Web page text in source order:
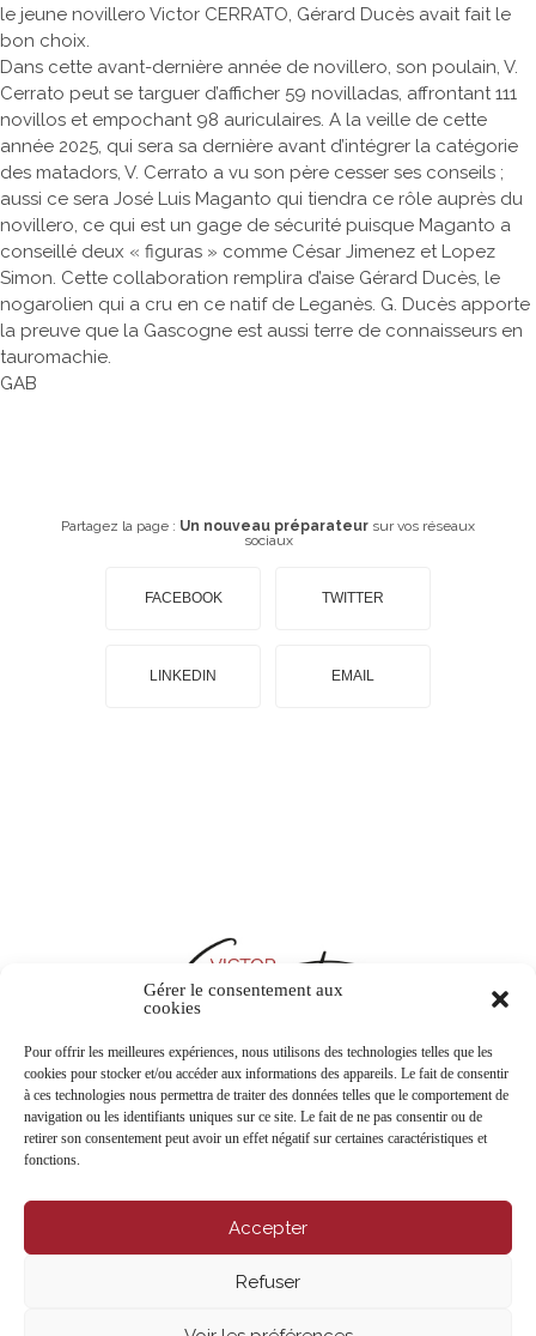
Gérer le consentement aux
cookies
Pour offrir les meilleures expériences, nous utilisons des technologies telles que les
cookies pour stocker et/ou accéder aux informations des appareils. Le fait de consentir
à ces technologies nous permettra de traiter des données telles que le comportement de
navigation ou les identifiants uniques sur ce site. Le fait de ne pas consentir ou de
retirer son consentement peut avoir un effet négatif sur certaines caractéristiques et
fonctions.
Accepter
Refuser
le jeune novillero Victor CERRATO, Gérard Ducès avait fait le
bon choix.
Dans cette avant-dernière année de novillero, son poulain, V.
Cerrato peut se targuer d’afficher 59 novilladas, affrontant 111
novillos et empochant 98 auriculaires. A la veille de cette
année 2025, qui sera sa dernière avant d’intégrer la catégorie
des matadors, V. Cerrato a vu son père cesser ses conseils ;
aussi ce sera José Luis Maganto qui tiendra ce rôle auprès du
novillero, ce qui est un gage de sécurité puisque Maganto a
conseillé deux « figuras » comme César Jimenez et Lopez
Simon. Cette collaboration remplira d’aise Gérard Ducès, le
nogarolien qui a cru en ce natif de Leganès. G. Ducès apporte
la preuve que la Gascogne est aussi terre de connaisseurs en
tauromachie.
GAB
Partagez la page : Un nouveau préparateur sur vos réseaux
sociaux
FACEBOOK TWITTER
LINKEDIN EMAIL
CONTACTEZ-NOUS